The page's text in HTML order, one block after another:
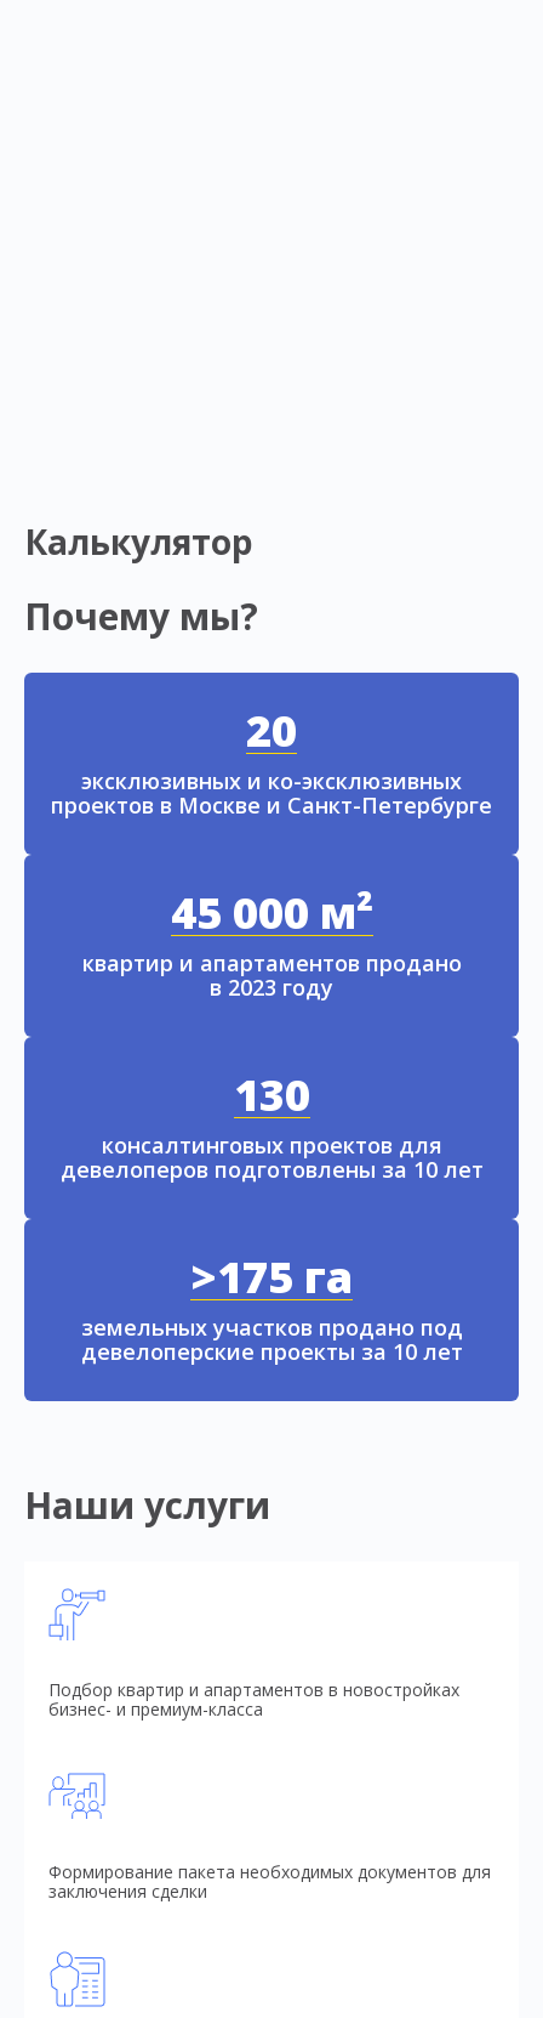
Калькулятор
Почему мы?
20
эксклюзивных и ко-эксклюзивных
проектов в Москве и Санкт-Петербурге
45 000 м²
квартир и апартаментов продано
в 2023 году
130
консалтинговых проектов для
девелоперов подготовлены за 10 лет
>175 га
земельных участков продано под
девелоперские проекты за 10 лет
Наши услуги
Подбор квартир и апартаментов в новостройках
бизнес- и премиум-класса
Формирование пакета необходимых документов для
заключения сделки